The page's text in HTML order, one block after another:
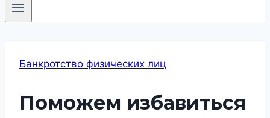
Банкротство физических лиц
Поможем избавиться